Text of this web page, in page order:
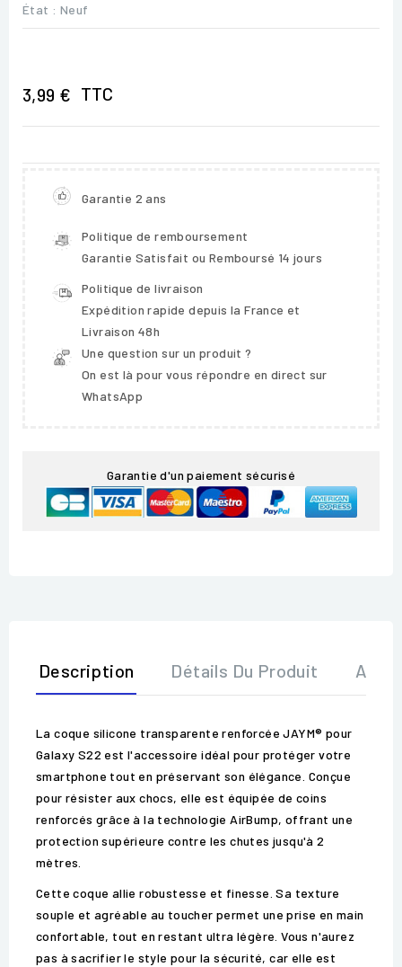
État : Neuf
3,99 € TTC
Garantie 2 ans
Politique de remboursement
Garantie Satisfait ou Remboursé 14 jours
Politique de livraison
Expédition rapide depuis la France et
Livraison 48h
Une question sur un produit ?
On est là pour vous répondre en direct sur
WhatsApp
Garantie d'un paiement sécurisé
Description Détails Du Produit Avis
La coque silicone transparente renforcée JAYM® pour
Galaxy S22 est l'accessoire idéal pour protéger votre
smartphone tout en préservant son élégance. Conçue
pour résister aux chocs, elle est équipée de coins
renforcés grâce à la technologie AirBump, offrant une
protection supérieure contre les chutes jusqu'à 2
mètres.
Cette coque allie robustesse et finesse. Sa texture
souple et agréable au toucher permet une prise en main
confortable, tout en restant ultra légère. Vous n'aurez
pas à sacrifier le style pour la sécurité, car elle est